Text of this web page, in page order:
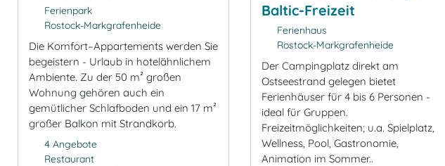
Ferienpark
Rostock-Markgrafenheide
Die Komfort–Appartements werden Sie
begeistern - Urlaub in hotelähnlichem
Ambiente. Zu der 50 m² großen
Wohnung gehören auch ein
gemütlicher Schlafboden und ein 17 m²
großer Balkon mit Strandkorb.
4 Angebote
Restaurant
Baltic-Freizeit
Ferienhaus
Rostock-Markgrafenheide
Der Campingplatz direkt am
Ostseestrand gelegen bietet
Ferienhäuser für 4 bis 6 Personen -
ideal für Gruppen.
Freizeitmöglichkeiten; u.a. Spielplatz,
Wellness, Pool, Gastronomie,
Animation im Sommer..